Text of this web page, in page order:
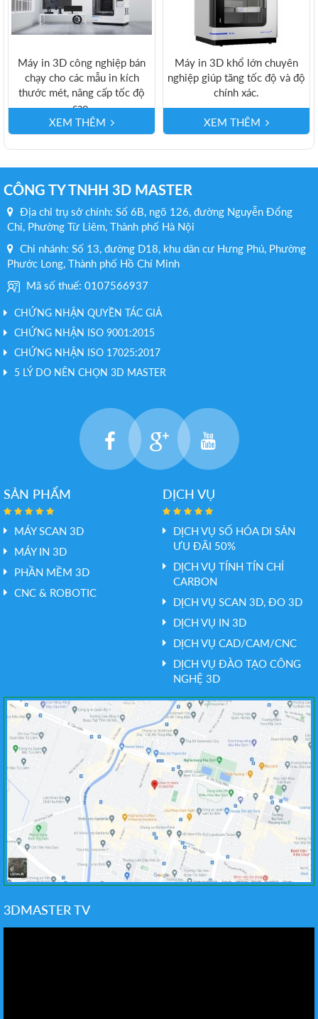
Máy in 3D công nghiệp bán
chạy cho các mẫu in kích
thước mét, nâng cấp tốc độ
cao.
XEM THÊM
Máy in 3D khổ lớn chuyên
nghiệp giúp tăng tốc độ và độ
chính xác.
XEM THÊM
CÔNG TY TNHH 3D MASTER
Địa chỉ trụ sở chính: Số 6B, ngõ 126, đường Nguyễn Đổng
Chi, Phường Từ Liêm, Thành phố Hà Nội
Chi nhánh: Số 13, đường D18, khu dân cư Hưng Phú, Phường
Phước Long, Thành phố Hồ Chí Minh
Mã số thuế: 0107566937
CHỨNG NHẬN QUYỀN TÁC GIẢ
CHỨNG NHẬN ISO 9001:2015
CHỨNG NHẬN ISO 17025:2017
5 LÝ DO NÊN CHỌN 3D MASTER
SẢN PHẨM
MÁY SCAN 3D
MÁY IN 3D
PHẦN MỀM 3D
CNC & ROBOTIC
DỊCH VỤ
DỊCH VỤ SỐ HÓA DI SẢN
ƯU ĐÃI 50%
DỊCH VỤ TÍNH TÍN CHỈ
CARBON
DỊCH VỤ SCAN 3D, ĐO 3D
DỊCH VỤ IN 3D
DỊCH VỤ CAD/CAM/CNC
DỊCH VỤ ĐÀO TẠO CÔNG
NGHỆ 3D
3DMASTER TV